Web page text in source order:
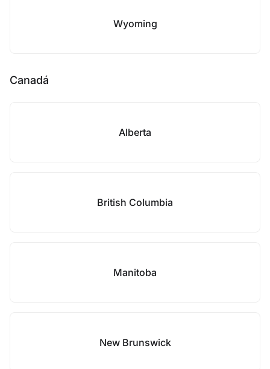
Wyoming
Canadá
Alberta
British Columbia
Manitoba
New Brunswick